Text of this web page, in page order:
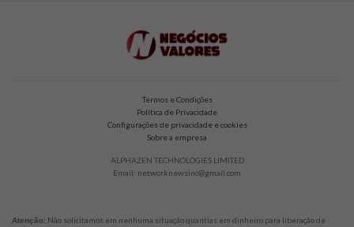
Termos e Condições
Política de Privacidade
Configurações de privacidade e cookies
Sobre a empresa
ALPHAZEN TECHNOLOGIES LIMITED
Email: networknewsinc@gmail.com
Atenção: Não solicitamos em nenhuma situação quantias em dinheiro para liberação de